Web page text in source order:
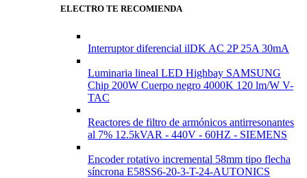
ELECTRO TE RECOMIENDA
Interruptor diferencial ilDK AC 2P 25A 30mA
Luminaria lineal LED Highbay SAMSUNG
Chip 200W Cuerpo negro 4000K 120 lm/W V-
TAC
Reactores de filtro de armónicos antirresonantes
al 7% 12.5kVAR - 440V - 60HZ - SIEMENS
Encoder rotativo incremental 58mm tipo flecha
síncrona E58SS6-20-3-T-24-AUTONICS